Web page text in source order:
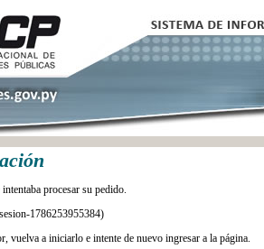
procesar su pedido.
1786253955384)
vuelva a iniciarlo e intente de nuevo ingresar a la página.